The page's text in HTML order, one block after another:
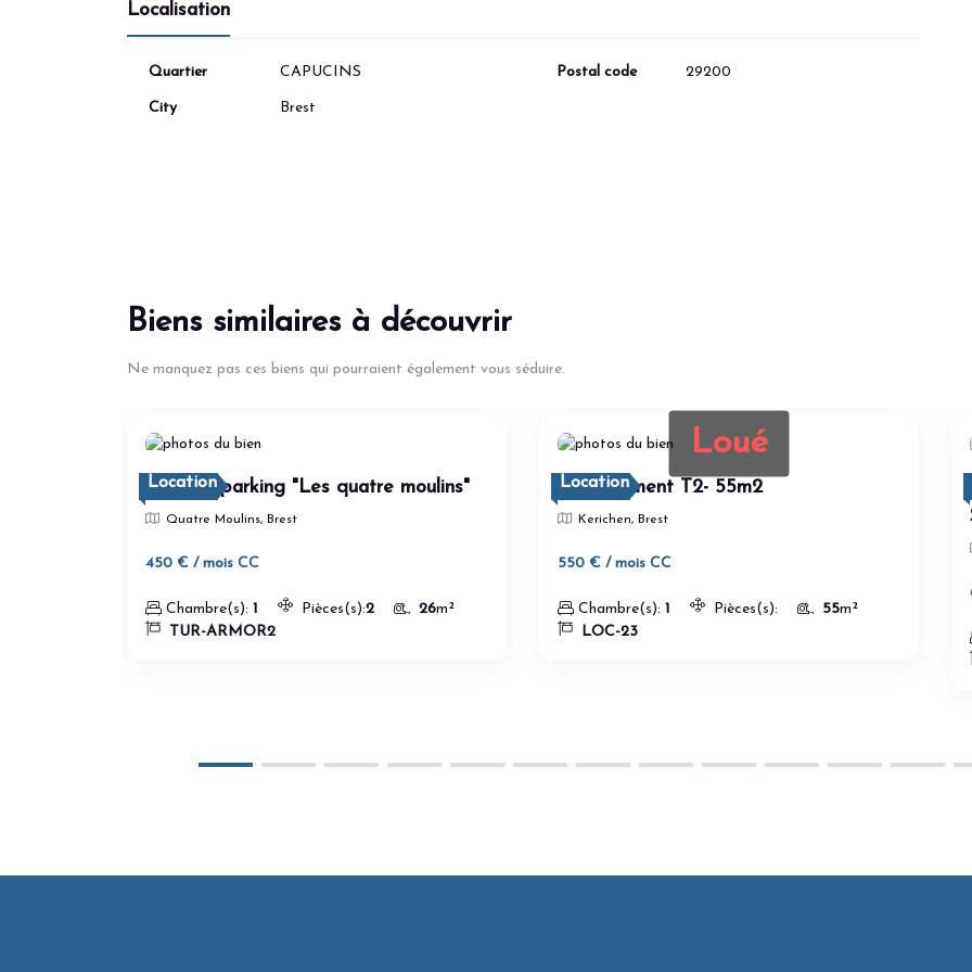
Localisation
Quartier CAPUCINS
City Brest
Postal code 29200
Biens similaires à découvrir
Ne manquez pas ces biens qui pourraient également vous séduire.
Location
T2 avec parking "Les quatre moulins"
Quatre Moulins, Brest
450 € / mois CC
Chambre(s): 1 Pièces(s):2 26m²
TUR-ARMOR2
Loué
Location
Appartement T2- 55m2
Kerichen, Brest
550 € / mois CC
Chambre(s): 1 Pièces(s): 55m²
LOC-23